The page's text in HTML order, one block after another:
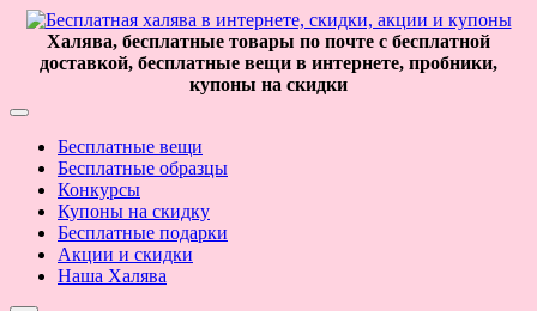
Халява, бесплатные товары по почте с бесплатной
доставкой, бесплатные вещи в интернете, пробники,
купоны на скидки
Бесплатные вещи
Бесплатные образцы
Конкурсы
Купоны на скидку
Бесплатные подарки
Акции и скидки
Наша Халява